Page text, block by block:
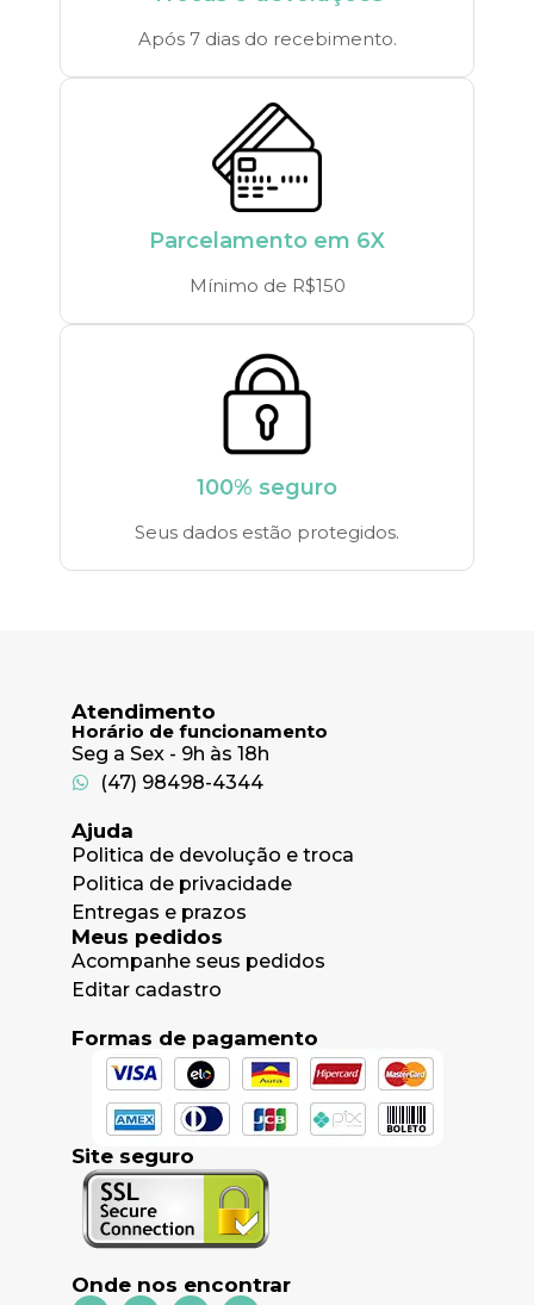
Após 7 dias do recebimento.
Parcelamento em 6X
Mínimo de R$150
100% seguro
Seus dados estão protegidos.
Atendimento
Horário de funcionamento
Seg a Sex - 9h às 18h
(47) 98498-4344
Ajuda
Politica de devolução e troca
Politica de privacidade
Entregas e prazos
Meus pedidos
Acompanhe seus pedidos
Editar cadastro
Formas de pagamento
Site seguro
Onde nos encontrar